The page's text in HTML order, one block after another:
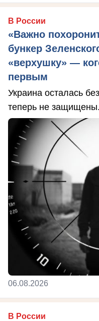
В России
«Важно
бункер
«верхушку» —
первым
Украина осталась
теперь не защищены.
06.08.2026
В России